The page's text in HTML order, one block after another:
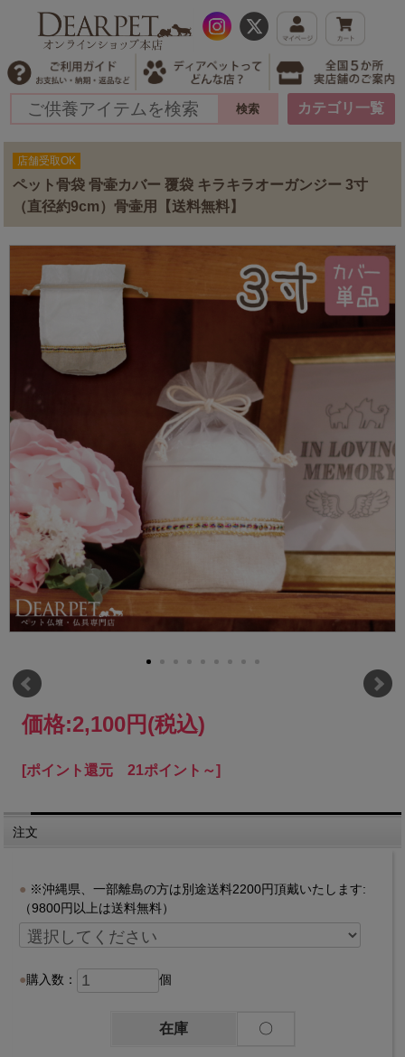
カテゴリ一覧
店舗受取OK
ペット骨袋 骨壷カバー 覆袋 キラキラオーガンジー 3寸
（直径約9cm）骨壷用【送料無料】
価格:2,100円(税込)
[ポイント還元 21ポイント～]
注文
※沖縄県、一部離島の方は別途送料2200円頂戴いたします:
（9800円以上は送料無料）
購入数： 個
在庫 〇